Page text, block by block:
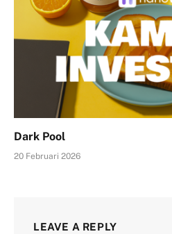
Dark Pool
20 Februari 2026
LEAVE A REPLY